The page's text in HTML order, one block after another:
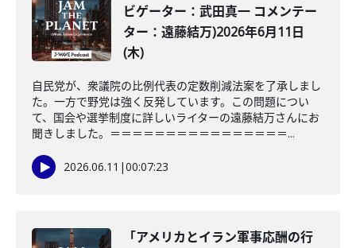
ビゲーター：武田真一 コメンテー
ター：遠藤結万)2026年6月11日
(木)
自民党が、衆議院の比例代表の定数削減法案を了承しまし
た。一方で野党は強く反発しています。この問題につい
て、国会や選挙制度に詳しいライターの遠藤結万さんにお
聞きしました。＝＝＝＝＝＝＝＝＝＝＝＝＝＝＝＝...
2026.06.11 |00:07:23
「アメリカとイラン軍事応酬の行